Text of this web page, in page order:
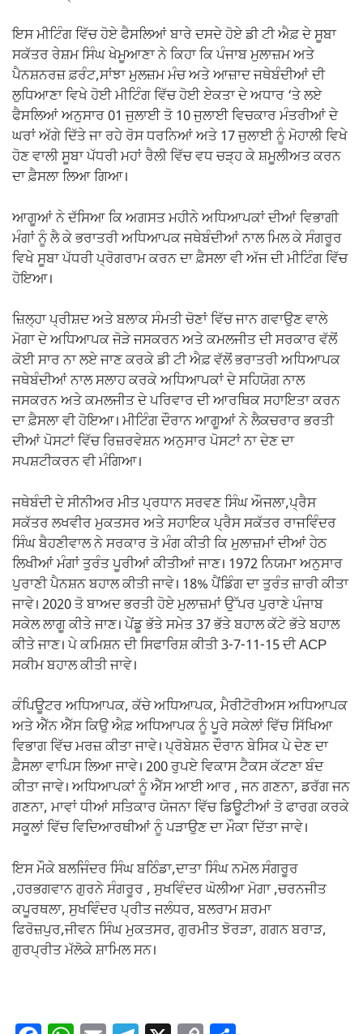
ਇਸ ਮੀਟਿੰਗ ਵਿੱਚ ਹੋਏ ਫੈਸਲਿਆਂ ਬਾਰੇ ਦਸਦੇ ਹੋਏ ਡੀ ਟੀ ਐਫ਼ ਦੇ ਸੂਬਾ
ਸਕੱਤਰ ਰੇਸ਼ਮ ਸਿੰਘ ਖੇਮੂਆਣਾ ਨੇ ਕਿਹਾ ਕਿ ਪੰਜਾਬ ਮੁਲਾਜ਼ਮ ਅਤੇ
ਪੈਨਸ਼ਨਰਜ਼ ਫ਼ਰੰਟ,ਸਾਂਝਾ ਮੁਲਜ਼ਮ ਮੰਚ ਅਤੇ ਆਜ਼ਾਦ ਜਥੇਬੰਦੀਆਂ ਦੀ
ਲੁਧਿਆਣਾ ਵਿਖੇ ਹੋਈ ਮੀਟਿੰਗ ਵਿੱਚ ਹੋਈ ਏਕਤਾ ਦੇ ਅਧਾਰ ‘ਤੇ ਲਏ
ਫੈਸਲਿਆਂ ਅਨੁਸਾਰ 01 ਜੁਲਾਈ ਤੋ 10 ਜੁਲਾਈ ਵਿਚਕਾਰ ਮੰਤਰੀਆਂ ਦੇ
ਘਰਾਂ ਅੱਗੇ ਦਿੱਤੇ ਜਾ ਰਹੇ ਰੋਸ ਧਰਨਿਆਂ ਅਤੇ 17 ਜੁਲਾਈ ਨੂੰ ਮੋਹਾਲੀ ਵਿਖੇ
ਹੋਣ ਵਾਲੀ ਸੂਬਾ ਪੱਧਰੀ ਮਹਾਂ ਰੈਲੀ ਵਿੱਚ ਵਧ ਚੜ੍ਹ ਕੇ ਸ਼ਮੂਲੀਅਤ ਕਰਨ
ਦਾ ਫ਼ੈਸਲਾ ਲਿਆ ਗਿਆ।
ਆਗੂਆਂ ਨੇ ਦੱਸਿਆ ਕਿ ਅਗਸਤ ਮਹੀਨੇ ਅਧਿਆਪਕਾਂ ਦੀਆਂ ਵਿਭਾਗੀ
ਮੰਗਾਂ ਨੂੰ ਲੈ ਕੇ ਭਰਾਤਰੀ ਅਧਿਆਪਕ ਜਥੇਬੰਦੀਆਂ ਨਾਲ ਮਿਲ ਕੇ ਸੰਗਰੂਰ
ਵਿਖੇ ਸੂਬਾ ਪੱਧਰੀ ਪ੍ਰੋਗਰਾਮ ਕਰਨ ਦਾ ਫ਼ੈਸਲਾ ਵੀ ਅੱਜ ਦੀ ਮੀਟਿੰਗ ਵਿੱਚ
ਹੋਇਆ।
ਜ਼ਿਲ੍ਹਾ ਪ੍ਰੀਸ਼ਦ ਅਤੇ ਬਲਾਕ ਸੰਮਤੀ ਚੋਣਾਂ ਵਿੱਚ ਜਾਨ ਗਵਾਉਣ ਵਾਲੇ
ਮੋਗਾ ਦੇ ਅਧਿਆਪਕ ਜੋੜੇ ਜਸਕਰਨ ਅਤੇ ਕਮਲਜੀਤ ਦੀ ਸਰਕਾਰ ਵੱਲੋਂ
ਕੋਈ ਸਾਰ ਨਾ ਲਏ ਜਾਣ ਕਰਕੇ ਡੀ ਟੀ ਐਫ਼ ਵੱਲੋਂ ਭਰਾਤਰੀ ਅਧਿਆਪਕ
ਜਥੇਬੰਦੀਆਂ ਨਾਲ ਸਲਾਹ ਕਰਕੇ ਅਧਿਆਪਕਾਂ ਦੇ ਸਹਿਯੋਗ ਨਾਲ
ਜਸਕਰਨ ਅਤੇ ਕਮਲਜੀਤ ਦੇ ਪਰਿਵਾਰ ਦੀ ਆਰਥਿਕ ਸਹਾਇਤਾ ਕਰਨ
ਦਾ ਫ਼ੈਸਲਾ ਵੀ ਹੋਇਆ। ਮੀਟਿੰਗ ਦੌਰਾਨ ਆਗੂਆਂ ਨੇ ਲੈਕਚਰਾਰ ਭਰਤੀ
ਦੀਆਂ ਪੋਸਟਾਂ ਵਿੱਚ ਰਿਜ਼ਰਵੇਸ਼ਨ ਅਨੁਸਾਰ ਪੋਸਟਾਂ ਨਾ ਦੇਣ ਦਾ
ਸਪਸ਼ਟੀਕਰਨ ਵੀ ਮੰਗਿਆ।
ਜਥੇਬੰਦੀ ਦੇ ਸੀਨੀਅਰ ਮੀਤ ਪ੍ਰਧਾਨ ਸਰਵਣ ਸਿੰਘ ਔਜਲਾ,ਪ੍ਰੈਸ
ਸਕੱਤਰ ਲਖਵੀਰ ਮੁਕਤਸਰ ਅਤੇ ਸਹਾਇਕ ਪ੍ਰੈਸ ਸਕੱਤਰ ਰਾਜਵਿੰਦਰ
ਸਿੰਘ ਬੈਹਣੀਵਾਲ ਨੇ ਸਰਕਾਰ ਤੋ ਮੰਗ ਕੀਤੀ ਕਿ ਮੁਲਾਜ਼ਮਾਂ ਦੀਆਂ ਹੇਠ
ਲਿਖੀਆਂ ਮੰਗਾਂ ਤੁਰੰਤ ਪੂਰੀਆਂ ਕੀਤੀਆਂ ਜਾਣ। 1972 ਨਿਯਮਾ ਅਨੁਸਾਰ
ਪੁਰਾਣੀ ਪੈਨਸ਼ਨ ਬਹਾਲ ਕੀਤੀ ਜਾਵੇ। 18% ਪੈਂਡਿੰਗ ਦਾ ਤੁਰੰਤ ਜ਼ਾਰੀ ਕੀਤਾ
ਜਾਵੇ। 2020 ਤੋ ਬਾਅਦ ਭਰਤੀ ਹੋਏ ਮੁਲਾਜ਼ਮਾਂ ਉੱਪਰ ਪੁਰਾਣੇ ਪੰਜਾਬ
ਸਕੇਲ ਲਾਗੂ ਕੀਤੇ ਜਾਣ। ਪੇਂਡੂ ਭੱਤੇ ਸਮੇਤ 37 ਭੱਤੇ ਬਹਾਲ ਕੱਟੇ ਭੱਤੇ ਬਹਾਲ
ਕੀਤੇ ਜਾਣ। ਪੇ ਕਮਿਸ਼ਨ ਦੀ ਸਿਫਾਰਿਸ਼ ਕੀਤੀ 3-7-11-15 ਦੀ ACP
ਸਕੀਮ ਬਹਾਲ ਕੀਤੀ ਜਾਵੇ।
ਕੰਪਿਊਟਰ ਅਧਿਆਪਕ, ਕੱਚੇ ਅਧਿਆਪਕ, ਮੈਰੀਟੋਰੀਅਸ ਅਧਿਆਪਕ
ਅਤੇ ਐੱਨ ਐੱਸ ਕਿਉ ਐਫ਼ ਅਧਿਆਪਕ ਨੂੰ ਪੂਰੇ ਸਕੇਲਾਂ ਵਿੱਚ ਸਿੱਖਿਆ
ਵਿਭਾਗ ਵਿੱਚ ਮਰਜ਼ ਕੀਤਾ ਜਾਵੇ। ਪ੍ਰੋਬੇਸ਼ਨ ਦੌਰਾਨ ਬੇਸਿਕ ਪੇ ਦੇਣ ਦਾ
ਫ਼ੈਸਲਾ ਵਾਪਿਸ ਲਿਆ ਜਾਵੇ। 200 ਰੁਪਏ ਵਿਕਾਸ ਟੈਕਸ ਕੱਟਣਾ ਬੰਦ
ਕੀਤਾ ਜਾਵੇ। ਅਧਿਆਪਕਾਂ ਨੂੰ ਐੱਸ ਆਈ ਆਰ , ਜਨ ਗਣਨਾ, ਡਰੱਗ ਜਨ
ਗਣਨਾ, ਮਾਵਾਂ ਧੀਆਂ ਸਤਿਕਾਰ ਯੋਜਨਾ ਵਿੱਚ ਡਿਊਟੀਆਂ ਤੋ ਫਾਰਗ ਕਰਕੇ
ਸਕੂਲਾਂ ਵਿੱਚ ਵਿਦਿਆਰਥੀਆਂ ਨੂੰ ਪੜਾਉਣ ਦਾ ਮੌਕਾ ਦਿੱਤਾ ਜਾਵੇ।
ਇਸ ਮੌਕੇ ਬਲਜਿੰਦਰ ਸਿੰਘ ਬਠਿੰਡਾ,ਦਾਤਾ ਸਿੰਘ ਨਮੋਲ ਸੰਗਰੂਰ
,ਹਰਭਗਵਾਨ ਗੁਰਨੇ ਸੰਗਰੂਰ , ਸੁਖਵਿੰਦਰ ਘੋਲੀਆ ਮੋਗਾ ,ਚਰਨਜੀਤ
ਕਪੂਰਥਲਾ, ਸੁਖਵਿੰਦਰ ਪ੍ਰੀਤ ਜਲੰਧਰ, ਬਲਰਾਮ ਸ਼ਰਮਾ
ਫਿਰੋਜ਼ਪੁਰ,ਜੀਵਨ ਸਿੰਘ ਮੁਕਤਸਰ, ਗੁਰਮੀਤ ਝੋਰੜਾ, ਗਗਨ ਬਰਾੜ,
ਗੁਰਪ੍ਰੀਤ ਮੱਲੋਕੇ ਸ਼ਾਮਿਲ ਸਨ।